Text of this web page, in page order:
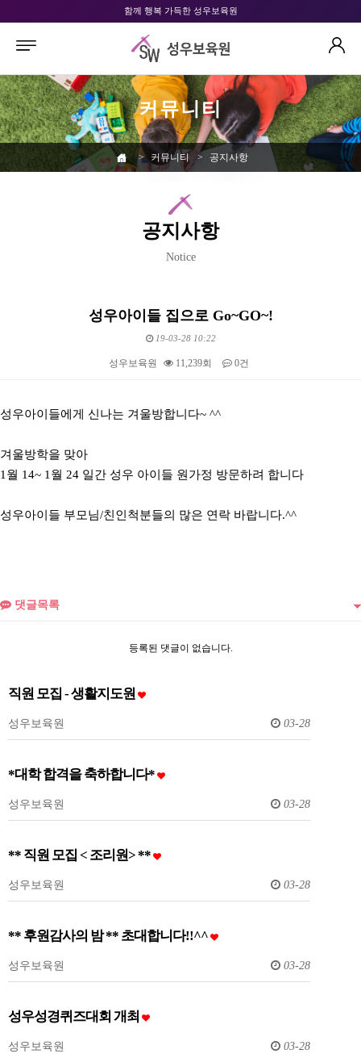
함께 행복 가득한 성우보육원
커뮤니티
> 커뮤니티 > 공지사항
공지사항
Notice
성우아이들 집으로 Go~GO~!
19-03-28 10:22
성우보육원 11,239회 0건
성우아이들에게 신나는 겨울방합니다~ ^^
겨울방학을 맞아
1월 14~ 1월 24 일간 성우 아이들 원가정 방문하려 합니다
성우아이들 부모님/친인척분들의 많은 연락 바랍니다.^^
댓글목록
등록된 댓글이 없습니다.
직원 모집 - 생활지도원
성우보육원 03-28
*대학 합격을 축하합니다*
성우보육원 03-28
** 직원 모집 < 조리원> **
성우보육원 03-28
** 후원감사의 밤 ** 초대합니다!!^^
성우보육원 03-28
성우성경퀴즈대회 개최
성우보육원 03-28